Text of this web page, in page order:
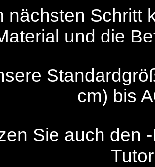
nächsten Schritt
und die
cm) bis
Sie auch den